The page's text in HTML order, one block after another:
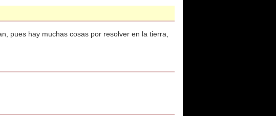
pues hay muchas cosas por resolver en la tierra,